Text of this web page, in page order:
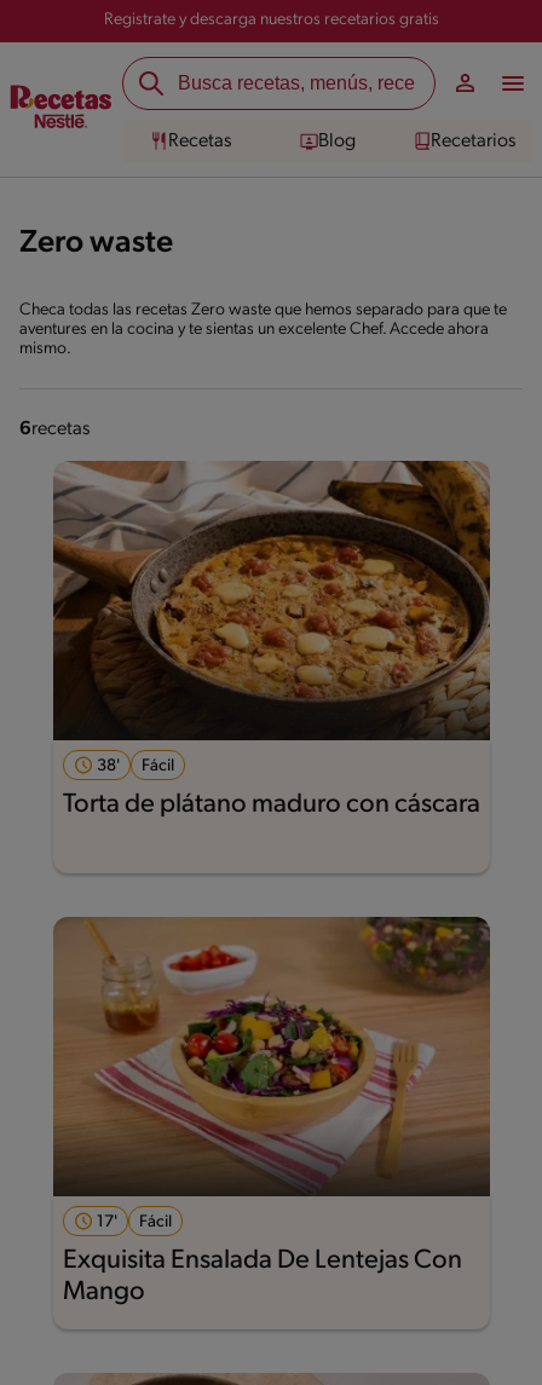
Registrate y descarga nuestros recetarios gratis
Recetas Blog Recetarios
Zero waste
Checa todas las recetas Zero waste que hemos separado para que te
aventures en la cocina y te sientas un excelente Chef. Accede ahora
mismo.
6recetas
38' Fácil
Torta de plátano maduro con cáscara
17' Fácil
Exquisita Ensalada De Lentejas Con
Mango